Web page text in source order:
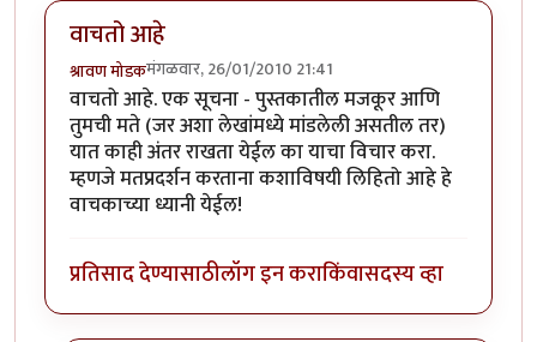
वाचतो आहे
श्रावण मोडकमंगळवार, 26/01/2010 21:41
वाचतो आहे. एक सूचना - पुस्तकातील मजकूर आणि
तुमची मते (जर अशा लेखांमध्ये मांडलेली असतील तर)
यात काही अंतर राखता येईल का याचा विचार करा.
म्हणजे मतप्रदर्शन करताना कशाविषयी लिहितो आहे हे
वाचकाच्या ध्यानी येईल!
प्रतिसाद देण्यासाठीलॉग इन कराकिंवासदस्य व्हा